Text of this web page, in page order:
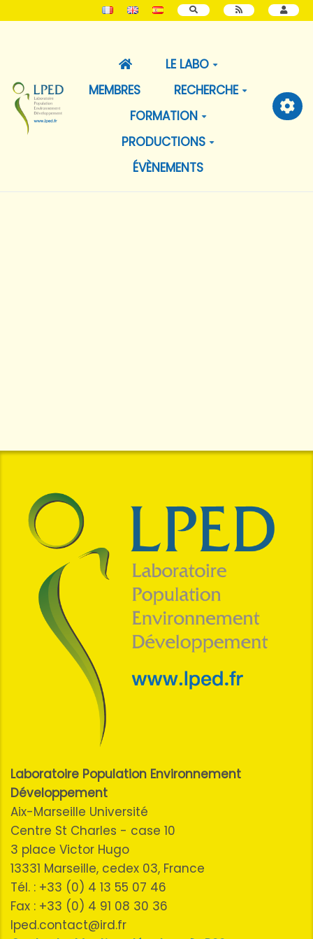
RECHERCHER
LE LABO
MEMBRES
RECHERCHE
FORMATION
PRODUCTIONS
ÉVÈNEMENTS
Laboratoire Population Environnement
Développement
Aix-Marseille Université
Centre St Charles - case 10
3 place Victor Hugo
13331 Marseille, cedex 03, France
Tél. : +33 (0) 4 13 55 07 46
Fax : +33 (0) 4 91 08 30 36
lped.contact@ird.fr